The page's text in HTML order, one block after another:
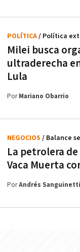
Milei busca
ultraderecha
Lula
POLÍTICA/ Política
PorMariano Obarrio
La petrolera
Vaca Muerta
NEGOCIOS / Balance
PorAndrés Sanguinetti